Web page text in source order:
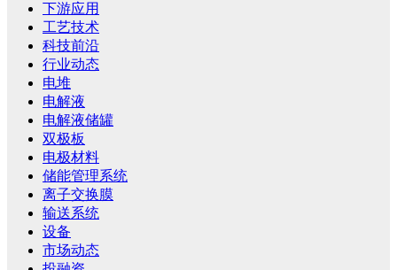
下游应用
工艺技术
科技前沿
行业动态
电堆
电解液
电解液储罐
双极板
电极材料
储能管理系统
离子交换膜
输送系统
设备
市场动态